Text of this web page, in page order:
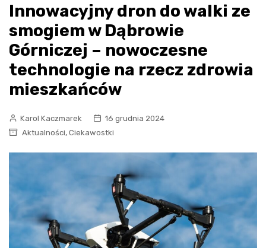
Innowacyjny dron do walki ze
smogiem w Dąbrowie
Górniczej – nowoczesne
technologie na rzecz zdrowia
mieszkańców
Karol Kaczmarek
16 grudnia 2024
Aktualności, Ciekawostki